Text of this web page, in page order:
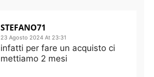
STEFANO71
23 Agosto 2024 At 23:31
infatti per fare un acquisto ci
mettiamo 2 mesi